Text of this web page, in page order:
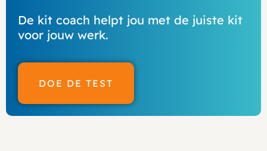
De kit coach helpt jou met de juiste kit
voor jouw werk.
DOE DE TEST